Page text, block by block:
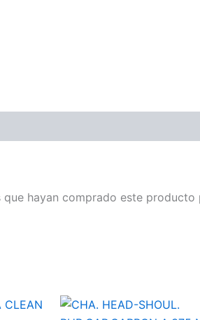
hayan comprado este producto